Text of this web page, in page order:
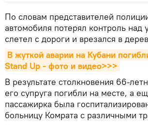
По словам представителей
автомобиля потерял контроль над
слетел с дороги и врезался в
В жуткой аварии на Кубани
Stand Up - фото и видео>>>
В результате столкновения 66-
его супруга погибли на месте, а
пассажирка была
больницу Комрата с различными